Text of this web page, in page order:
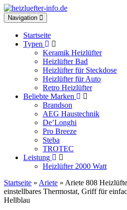
Toggle
navigation
Navigation
Startseite
Typen
Keramik Heizlüfter
Heizlüfter Bad
Heizlüfter für Steckdose
Heizlüfter für Auto
Retro Heizlüfter
Beliebte Marken
Brandson
AEG Haustechnik
De’Longhi
Pro Breeze
Steba
TROTEC
Leistung
Heizlüfter 2000 Watt
Startseite » Ariete » Ariete 808
einstellbares Thermostat, Griff für
Hellblau